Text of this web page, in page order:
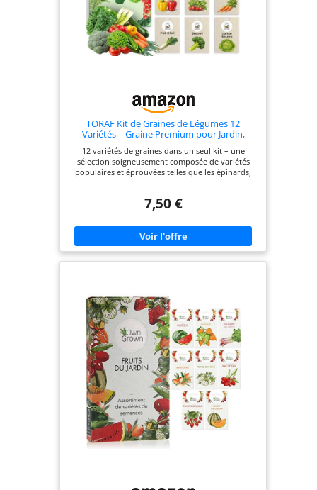
TORAF Kit de Graines de Légumes 12
Variétés – Graine Premium pour Jardin,
Balcon et Potager – Tomates, Concombres,
Courgettes, Salade, Carottes, Ciboulette –
Kit de culture de plantes potagères
12 variétés de graines dans un seul kit – une
sélection soigneusement composée de variétés
populaires et éprouvées telles que les épinards,
les radis, les carottes, le pak choï. Instructions via
renvoie directement à des informations détaillées
sur les semis, l'emplacement, les conditions de sol
et d'entretien de chaque plante. Culture facile
pour les débutants et les jardiniers amateurs –
balcon. Parfait pour se lancer dans la culture de
ses propres légumes. Des légumes frais et sains
issus de votre propre culture – riches en vitamines
et minéraux essentiels tels que les vitamines C, A
et K, le potassium et le magnésium. Idéal pour une
alimentation équilibrée et des plats variés dans
votre cuisine. Diversité et saveur dans votre
cuisine – chaque variété séduit par son arôme et
sa texture propres. De la salade croquante à la
ciboulette aromatique en passant par les tomates
juteuses – pour plus de variété et de plaisir au
quotidien.
7,50 €